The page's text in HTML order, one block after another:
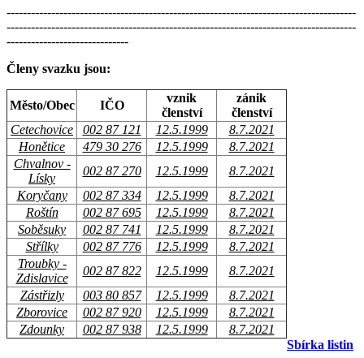
--------------------------------------------------------------------------------------
--------------------------------------------------------------------------------------
------------------------------
Členy svazku jsou:
Město/Obec IČO
vznik
členství
zánik
členství
Cetechovice
002 87 121 12.5.1999
8.7.2021
Honětice
479 30 276 12.5.1999
8.7.2021
Chvalnov -
Lísky
002 87 270 12.5.1999
8.7.2021
Koryčany
002 87 334 12.5.1999
8.7.2021
Roštín
002 87 695 12.5.1999
8.7.2021
Soběsuky
002 87 741 12.5.1999
8.7.2021
Střílky
002 87 776 12.5.1999
8.7.2021
Troubky -
Zdislavice
002 87 822 12.5.1999
8.7.2021
Zástřizly
003 80 857 12.5.1999
8.7.2021
Zborovice
002 87 920 12.5.1999
8.7.2021
Zdounky
002 87 938 12.5.1999
8.7.2021
Sbírka listin